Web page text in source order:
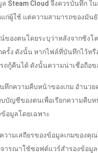
Steam Cloud จึงควรบันทึก
ผู้ใช้ แต่ความสามารถของมัน
องตนโดยระบุว่าหลังจากซิงโ
รั้ง ดังนั้น หากไฟล์ที่บันทึกไว้ห
กู้คืนได้ ดังนั้นความน่าเชื่อถือข
ทึกความคืบหน้าของเกม อำนว
บัญชีของตนเพื่อเรียกความคืบห
อมูลโดยเฉพาะ
วามเสถียรของข้อมูลเกมของ
จารณาใช้ซอฟต์แวร์สำรองข้อมู